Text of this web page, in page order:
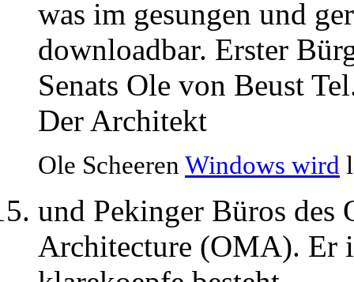
was im gesungen und
downloadbar. Erster
Senats Ole von Beust
Der Architekt
Ole Scheeren Windows wird
und Pekinger Büros
Architecture (OMA). Er